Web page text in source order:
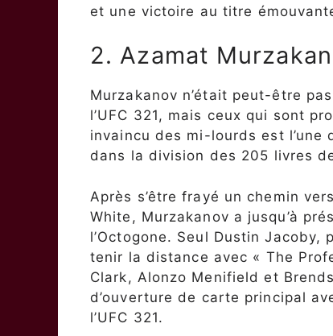
et une victoire au titre
2. Azamat
Murzakanov n’était peut-être
l’UFC 321, mais ceux qui sont
invaincu des mi-lourds est
dans la division des 205 livres de
Après s’être frayé un chemin
White, Murzakanov a jusqu’à
l’Octogone. Seul Dustin
tenir la distance avec « The
Clark, Alonzo Menifield et
d’ouverture de carte principal
l’UFC 321.